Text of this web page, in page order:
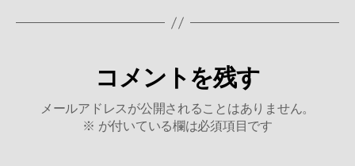
コメントを残す
メールアドレスが公開されることはありません。
※ が付いている欄は必須項目です